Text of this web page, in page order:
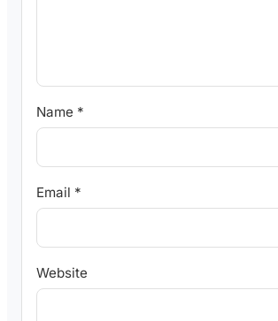
Name *
Email *
Website